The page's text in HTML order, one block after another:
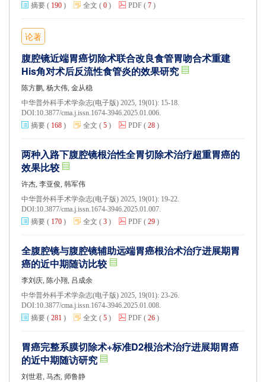
摘要 ( 190 ) 全文 ( 0 ) PDF ( 7 )
论著
腹腔镜近端胃癌切除术联合改良食管胃吻合术重建
His角对术后反流性食管炎的效果研究
陈方鹏, 杨大伟, 金从稳
中华普外科手术学杂志(电子版) 2025, 19(01): 15-18.
DOI:10.3877/cma.j.issn.1674-3946.2025.01.006.
摘要 ( 168 ) 全文 ( 5 ) PDF ( 28 )
两种入路下腹腔镜根治性全胃切除术治疗超重胃癌的
效果比较
许杰, 李亚俊, 韩军伟
中华普外科手术学杂志(电子版) 2025, 19(01): 19-22.
DOI:10.3877/cma.j.issn.1674-3946.2025.01.007.
摘要 ( 170 ) 全文 ( 3 ) PDF ( 29 )
全腹腔镜与腹腔镜辅助远端胃癌根治术治疗进展期胃
癌的近中期随访比较
李刘庆, 陈小翔, 吕成余
中华普外科手术学杂志(电子版) 2025, 19(01): 23-26.
DOI:10.3877/cma.j.issn.1674-3946.2025.01.008.
摘要 ( 281 ) 全文 ( 5 ) PDF ( 26 )
胃癌完整系膜切除术+标准D2根治术治疗进展期胃癌
的近中期随访研究
刘世君, 马杰, 师鲁静